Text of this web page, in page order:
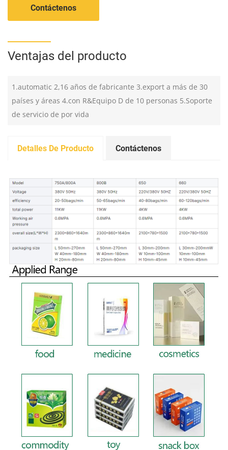
Contáctenos
Ventajas del producto
1.automatic 2,16 años de fabricante 3.export a más de 30
países y áreas 4.con R&Equipo D de 10 personas 5.Soporte
de servicio de por vida
Detalles De Producto Contáctenos